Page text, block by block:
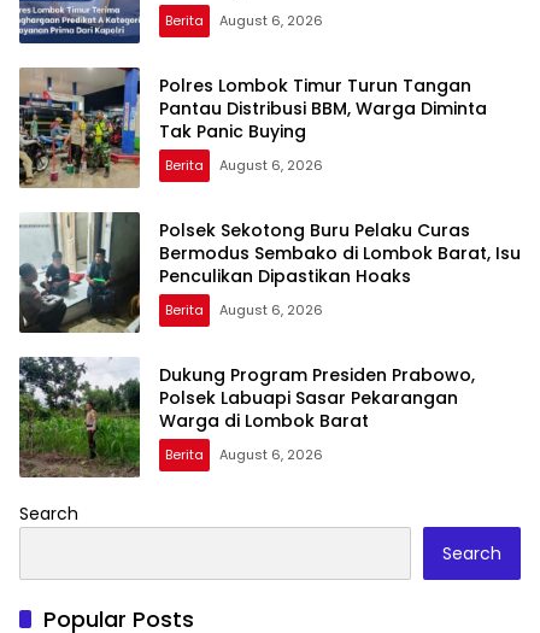
Berita August 6, 2026
Polres Lombok Timur Turun Tangan
Pantau Distribusi BBM, Warga Diminta
Tak Panic Buying
Berita August 6, 2026
Polsek Sekotong Buru Pelaku Curas
Bermodus Sembako di Lombok Barat, Isu
Penculikan Dipastikan Hoaks
Berita August 6, 2026
Dukung Program Presiden Prabowo,
Polsek Labuapi Sasar Pekarangan
Warga di Lombok Barat
Berita August 6, 2026
Search
Search
Popular Posts